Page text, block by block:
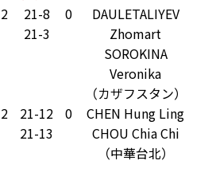
2
21-8
21-3
0
DAULETALIYEV
Zhomart
SOROKINA
Veronika
（カザフスタン）
2
21-12
21-13
0
CHEN Hung Ling
CHOU Chia Chi
（中華台北）